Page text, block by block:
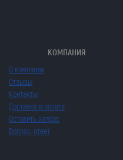
КОМПАНИЯ
О компании
Отзывы
Контакты
Доставка и оплата
Оставить запрос
Вопрос-ответ